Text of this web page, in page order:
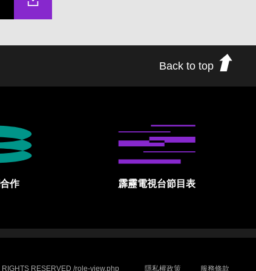
Back to top
作 霹靂電視台節目表
RESERVED /role-view.php 隱私權政策 服務條款